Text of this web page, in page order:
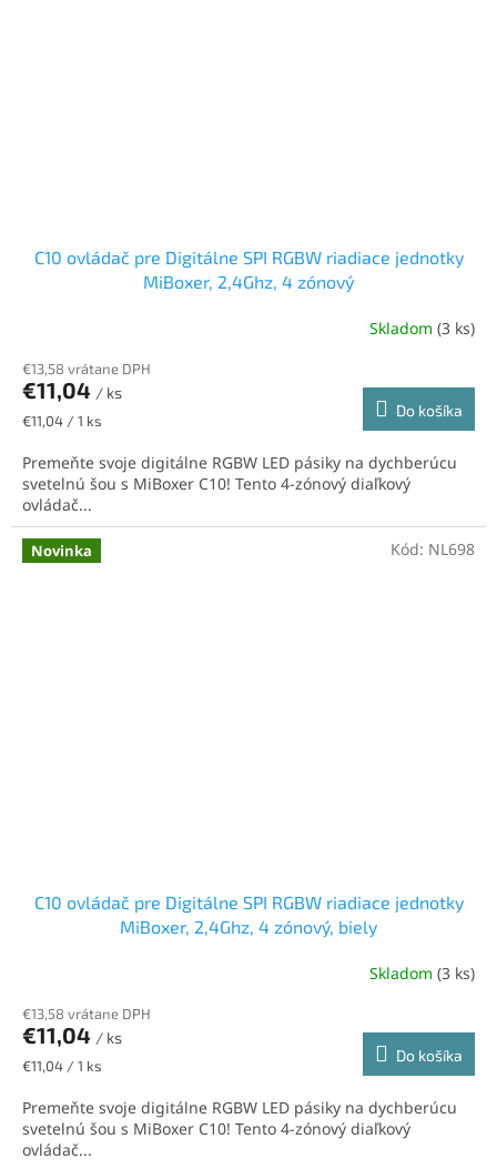
C10 ovládač pre Digitálne SPI RGBW riadiace jednotky
MiBoxer, 2,4Ghz, 4 zónový
Skladom (3 ks)
€13,58 vrátane DPH
€11,04 / ks
Jednotková
€11,04 / 1 ks
Do košíka
Premeňte svoje digitálne RGBW LED pásiky na dychberúcu
svetelnú šou s MiBoxer C10! Tento 4-zónový diaľkový
ovládač...
Novinka
C10 ovládač pre Digitálne SPI RGBW riadiace jednotky
MiBoxer, 2,4Ghz, 4 zónový, biely
Skladom (3 ks)
€13,58 vrátane DPH
€11,04 / ks
Jednotková
€11,04 / 1 ks
Do košíka
Premeňte svoje digitálne RGBW LED pásiky na dychberúcu
svetelnú šou s MiBoxer C10! Tento 4-zónový diaľkový
ovládač...
Kód: NL698